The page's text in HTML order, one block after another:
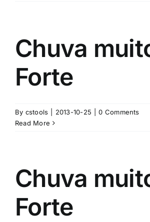
Chuva
Forte
By cstools 2013-10-25
0 Comments
Read More
Chuva
Forte